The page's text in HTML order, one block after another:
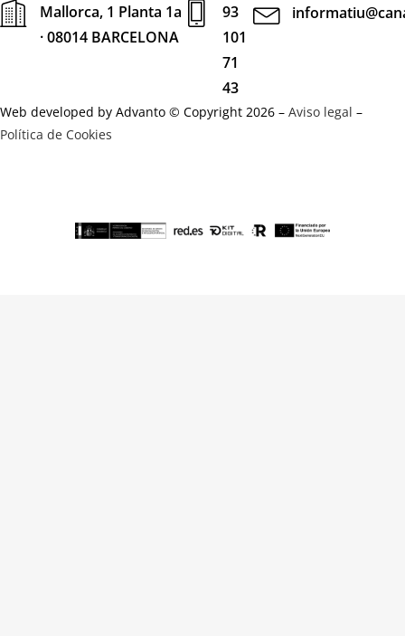
Mallorca, 1 Planta 1a
· 08014 BARCELONA
93
101
71
43
Web developed by Advanto © Copyright 2026 – Aviso legal –
Política de Cookies